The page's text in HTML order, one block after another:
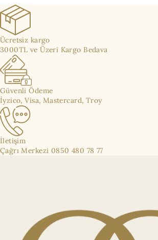
Ücretsiz kargo
3000TL ve Üzeri Kargo Bedava
Güvenli Ödeme
İyzico, Visa, Mastercard, Troy
İletişim
Çağrı Merkezi 0850 480 78 77